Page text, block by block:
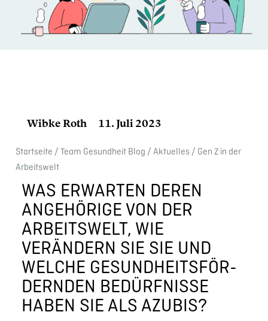
Wibke Roth 11. Juli 2023
Start­seite / Team Gesund­heit Blog / Aktuelles / Gen Z in der
Arbeits­welt
WAS ERWARTEN DEREN
ANGEHÖ­RIGE VON DER
ARBEITS­WELT, WIE
VERÄNDERN SIE SIE UND
WELCHE GESUND­HEITS­FÖR­
DERN­DEN BEDÜRF­NISSE
HABEN SIE ALS AZUBIS?